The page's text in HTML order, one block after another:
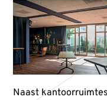
Naast